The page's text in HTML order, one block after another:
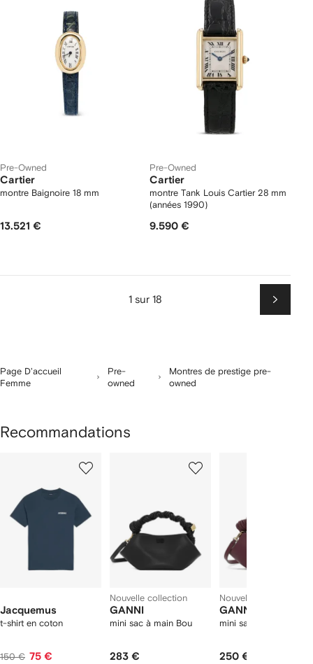
Pre-Owned
Cartier
montre Baignoire 18 mm
13.521 €
Pre-Owned
Cartier
montre Tank Louis Cartier 28 mm
(années 1990)
9.590 €
1 sur 18
Suiv
Page D'accueil
Femme
Pre-
owned
Montres de prestige pre-
owned
Recommandations
Jacquemus
t-shirt en coton
150 € 75 €
Nouvelle collection
GANNI
mini sac à main Bou
283 €
Nouvelle collection
GANNI
mini sac à main Bou
250 €